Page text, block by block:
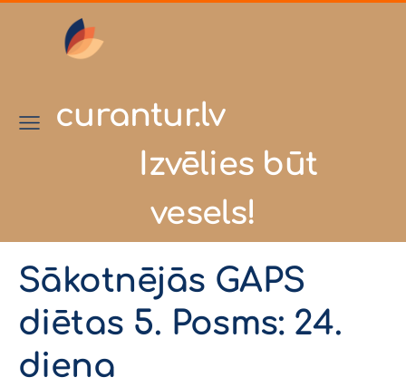
curantur.lv
Izvēlies būt
vesels!
Sākotnējās GAPS
diētas 5. Posms: 24.
diena